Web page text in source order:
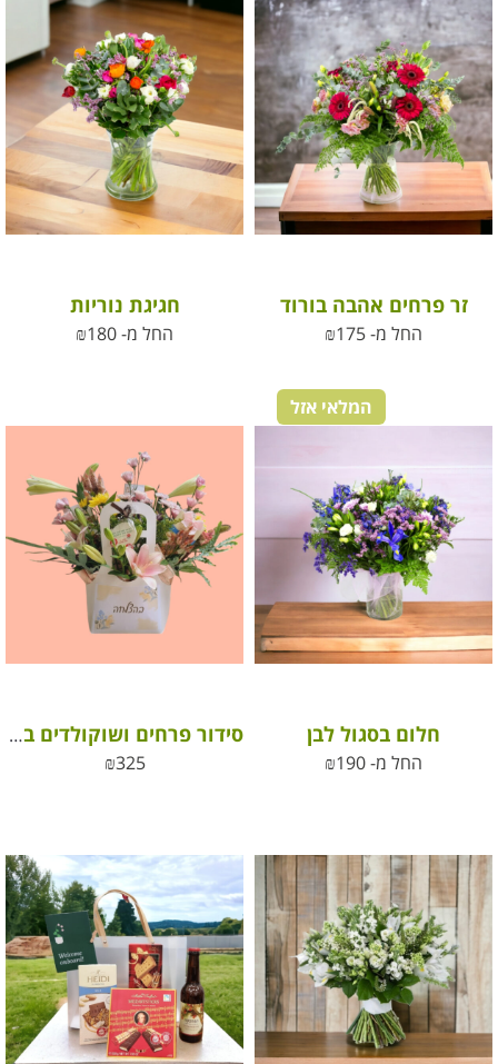
זר פרחים אהבה בורוד
החל מ- ₪175
חגיגת נוריות
החל מ- ₪180
המלאי אזל
חלום בסגול לבן
החל מ- ₪190
סידור פרחים ושוקולדים בהצלחה
₪325